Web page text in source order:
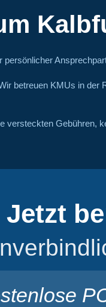
persönlicher
betreuen KMUs in der
versteckten Gebühren,
Jetzt